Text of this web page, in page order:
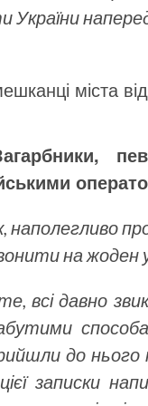
України
міста
наполегливо
на жоден
всі давно
до нього
цієї записки